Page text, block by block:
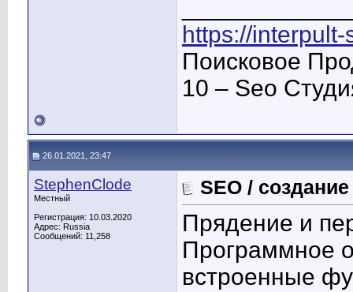
https://
Поисковое
10 – Seo
26.01.2021, 23:47
StephenClode
Местный
Регистрация: 10.03.2020
Адрес: Russia
Сообщений: 11,258
SEO /
Прядение и
Программное
встроенные